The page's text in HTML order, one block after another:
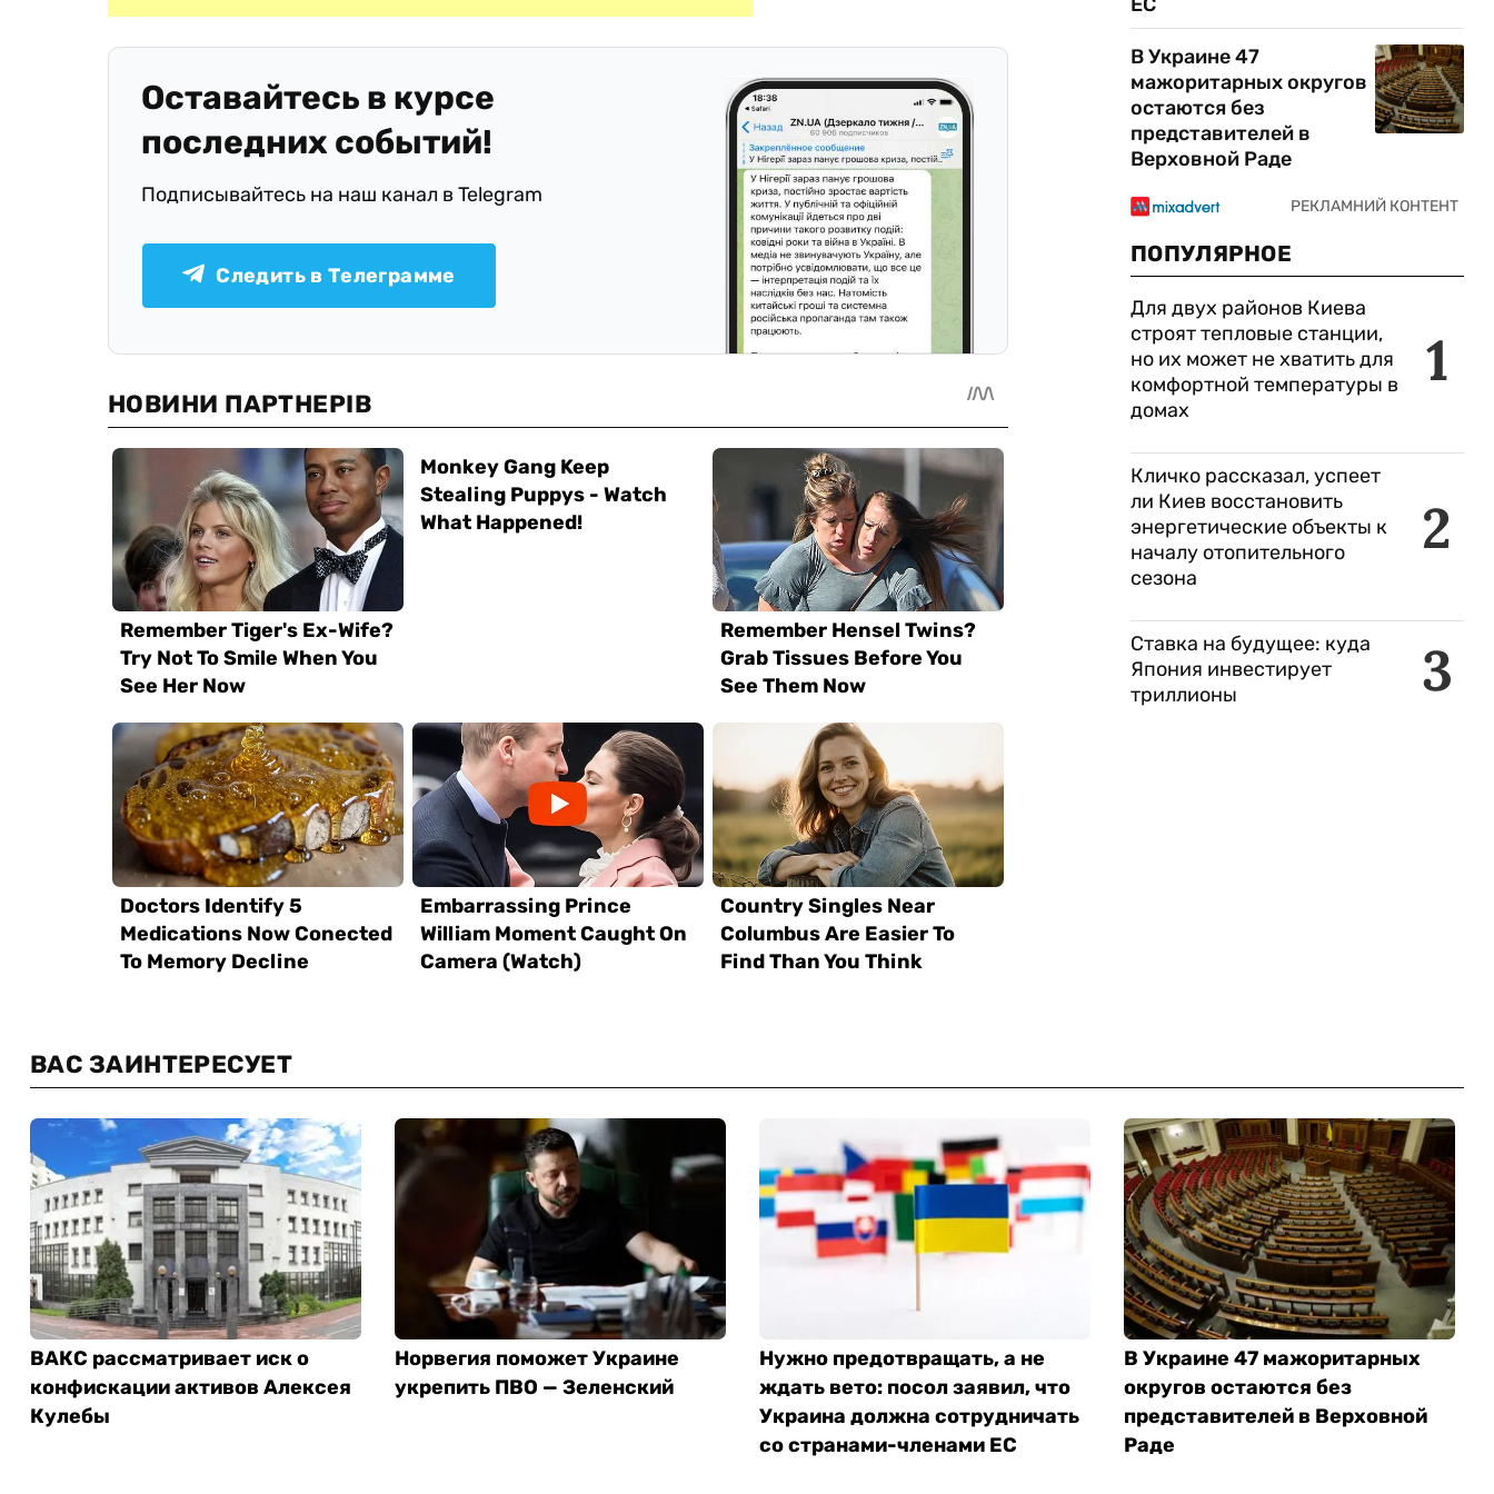
Оставайтесь в курсе
последних событий!
Подписывайтесь на наш канал в Telegram
Следить в Телеграмме
В Украине 47
мажоритарных округов
остаются без
представителей в
Верховной Раде
ПОПУЛЯРНОЕ
1
Для двух районов Киева
строят тепловые станции,
но их может не хватить для
комфортной температуры в
домах
2
Кличко рассказал, успеет
ли Киев восстановить
энергетические объекты к
началу отопительного
сезона
3
Ставка на будущее: куда
Япония инвестирует
триллионы
ВАС ЗАИНТЕРЕСУЕТ
ВАКС рассматривает иск о
конфискации активов Алексея
Кулебы
Норвегия поможет Украине
укрепить ПВО — Зеленский
Нужно предотвращать, а не
ждать вето: посол заявил, что
Украина должна сотрудничать
со странами-членами ЕС
В Украине 47 мажоритарных
округов остаются без
представителей в Верховной
Раде